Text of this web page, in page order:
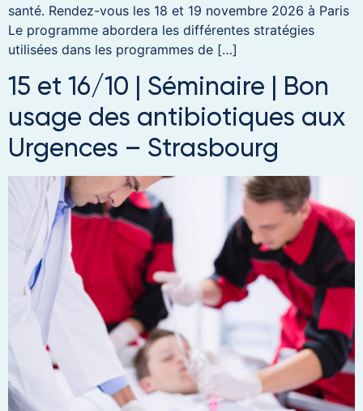
santé. Rendez-vous les 18 et 19 novembre 2026 à Paris
Le programme abordera les différentes stratégies
utilisées dans les programmes de […]
15 et 16/10 | Séminaire | Bon
usage des antibiotiques aux
Urgences – Strasbourg